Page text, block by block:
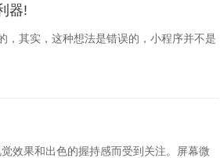
器!
，其实，这种想法是错误的，小程序并不是
效果和出色的握持感而受到关注。屏幕微